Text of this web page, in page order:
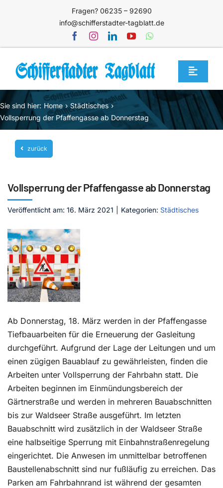
Fragen? 06235 – 92690
info@schifferstadter-tagblatt.de
Toggle
Home
Themen
Blog
Unternehmen
Mediathek
Kontakt
Sie sind hier: Home
Städtisches
Vollsperrung der Pfaffengasse ab Donnerstag
zurück
Vollsperrung der Pfaffengasse ab Donnerstag
Veröffentlicht am: 16. März 2021 Kategorien: Städtisches
Ab Donnerstag, 18. März werden in der Pfaffengasse
Tiefbauarbeiten für die Erneuerung der Gasleitung
durchgeführt. Aufgrund der Lage der Leitungen und um
einen zügigen Bauablauf zu gewährleisten, finden die
Arbeiten unter Vollsperrung der Fahrbahn statt. Die
Arbeiten beginnen im Einmündungsbereich der
Gärtnerstraße und werden in mehreren Bauabschnitten
bis zur Waldseer Straße ausgeführt. Im letzten
Bauabschnitt wird zusätzlich in der Waldseer Straße
eine halbseitige Sperrung mit Einbahnstraßenregelung
eingerichtet. Die Anwesen im unmittelbar betroffenen
Baustellenabschnitt sind nur fußläufig zu erreichen. Das
Parken am Fahrbahnrand ist während der gesamten